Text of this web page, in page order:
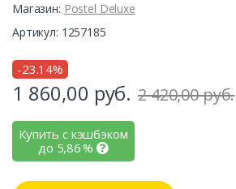
Магазин: Postel Deluxe
Артикул: 1257185
-23.14%
1 860,00 руб. 2 420,00 руб.
Купить с кэшбэком
до 5,86%